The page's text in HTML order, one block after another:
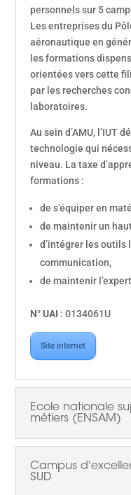
personnels sur 5
Les entreprises du
aéronautique en
les formations
orientées vers cette
par les recherches
laboratoires.
Au sein d’AMU, l’IUT
technologie qui
niveau. La taxe
formations :
de s’équiper en
de maintenir un
d’intégrer les outils
communication,
de maintenir
N° UAI : 0134061U
Site internet
Ecole nationale
métiers (ENSAM)
Campus
SUD